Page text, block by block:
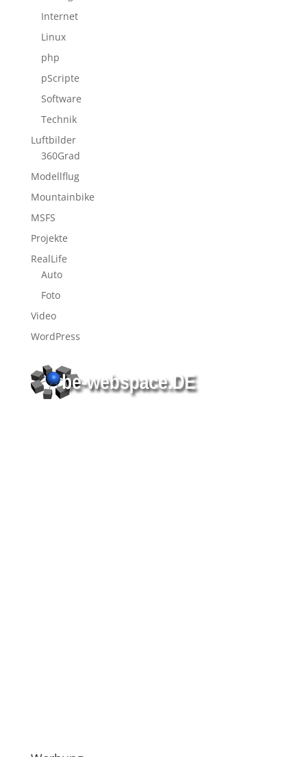
Internet
Linux
php
pScripte
Software
Technik
Luftbilder
360Grad
Modellflug
Mountainbike
MSFS
Projekte
RealLife
Auto
Foto
Video
WordPress